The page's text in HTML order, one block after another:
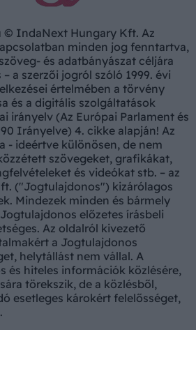
© IndaNext Hungary Kft. Az
minden jog fenntartva,
és adatbányászat céljára
a szerzői jogról szóló 1999. évi
értelmében a törvény
és a digitális szolgáltatások
irányelv (Az Európai Parlament és
Irányelve) 4. cikke alapján! Az
- ideértve különösen, de nem
szövegeket, grafikákat,
és videókat stb. – az
("Jogtulajdonos") kizárólagos
Mindezek minden és bármely
előzetes írásbeli
Az oldalról kivezető
a Jogtulajdonos
helytállást nem vállal. A
és hiteles információk közlésére,
törekszik, de a közlésből,
esetleges károkért felelősséget,